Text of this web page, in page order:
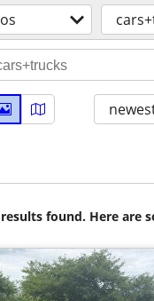
found. Here are